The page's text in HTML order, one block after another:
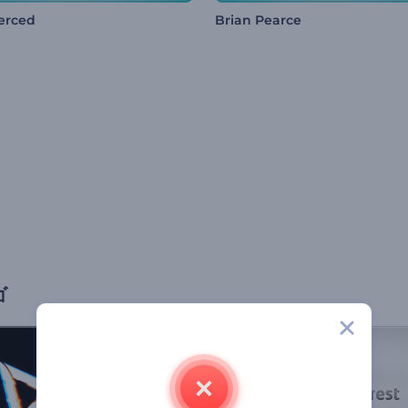
Brian Pearce